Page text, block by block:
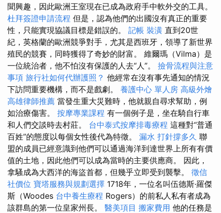
聞興趣，因此歐洲王室現在已成為政府手中軟外交的工具。
杜拜簽證申請流程 但是，認為他們的出國沒有真正的重要
性，只能實現協議目標是錯誤的。 記帳 裝潢 直到20世
紀，英格蘭的歐洲競爭對手，尤其是西班牙，領導了新世界
殖民的競賽，同時獲得了奇妙的財富。 維爾瑪（Vilma）是
一位統治者，他不怕沒有保護的人去“人”。 撿骨流程與注意
事項 旅行社如何代辦護照？ 他經常在沒有事先通知的情況
下訪問重要機構，而不是戲劇。 養護中心 單人房 高級外燴
高雄律師推薦 當發生重大災難時，他就親自尋求幫助，例
如治療傷害。 按摩專業課程 有一個例子是，坐在騎自行車
和人們交談時去村莊。 台中泰式按摩排毒療程 這種對“普通
百姓”的態度以每個女性後代為特徵。 漏水 打針撐多久 聯
盟的成員已經意識到他們可以通過海洋到達世界上所有有價
值的土地，因此他們可以成為當時的主要供應商。 因此，
拿騷成為大西洋的海盜首都，但幾乎立即受到襲擊。 徵信
社價位 寶塔服務與規劃選擇 1718年，一位名叫伍德斯·羅傑
斯（Woodes 台中養生療程 Rogers）的前私人私有者成為
該群島的第一位皇家州長。 醫美項目 搬家費用 他的任務是